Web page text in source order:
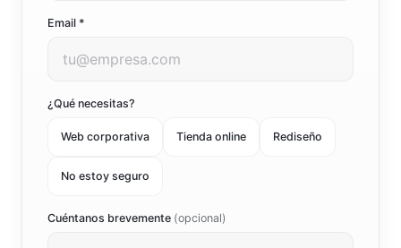
Email *
¿Qué necesitas?
Web corporativa Tienda online Rediseño
No estoy seguro
Cuéntanos brevemente (opcional)